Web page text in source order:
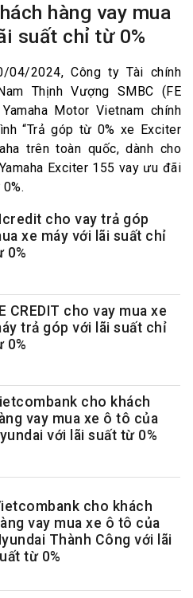
hàng vay mua
suất chỉ từ 0%
04/2024, Công ty Tài chính
Thịnh Vượng SMBC (FE
Motor Vietnam chính
“Trả góp từ 0% xe Exciter
trên toàn quốc, dành cho
Exciter 155 vay ưu đãi
cho vay trả góp
xe máy với lãi suất chỉ
0%
CREDIT cho vay mua xe
trả góp với lãi suất chỉ
0%
cho khách
vay mua xe ô tô của
với lãi suất từ 0%
cho khách
vay mua xe ô tô của
Thành Công với lãi
từ 0%